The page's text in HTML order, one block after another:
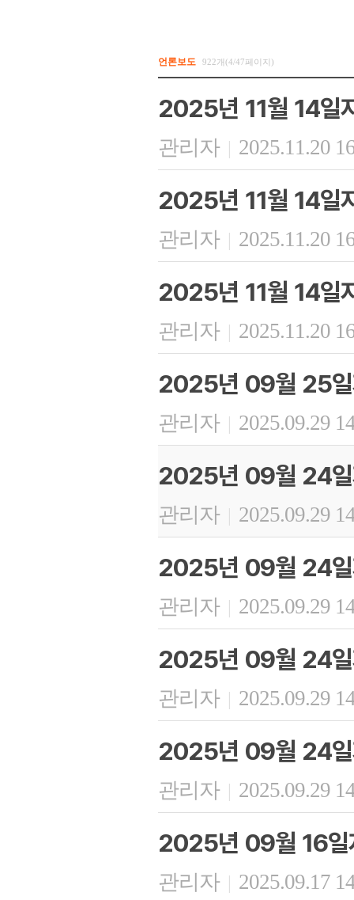
언론보도 922개(4/47페이지)
2025년 11월 14일
관리자 | 2025.11.20
2025년 11월 14일
관리자 | 2025.11.20
2025년 11월 14일
관리자 | 2025.11.20
2025년 09월 25일
관리자 | 2025.09.29
2025년 09월 24일
관리자 | 2025.09.29
2025년 09월 24일
관리자 | 2025.09.29
2025년 09월 24일
관리자 | 2025.09.29
2025년 09월 24일
관리자 | 2025.09.29
2025년 09월 16
관리자 | 2025.09.17